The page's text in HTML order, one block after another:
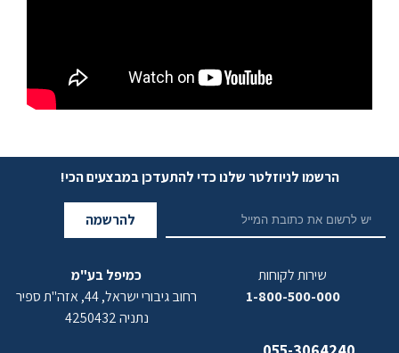
הרשמו לניוזלטר שלנו כדי להתעדכן במבצעים הכי!
להרשמה
שירות לקוחות
1-800-500-000
כמיפל בע"מ
רחוב גיבורי ישראל, 44, אזה"ת ספיר
נתניה 4250432